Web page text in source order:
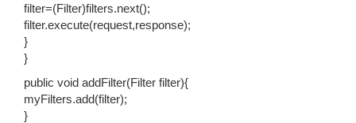
filter=(Filter)filters.next();
filter.execute(request,response);
}
}
public void addFilter(Filter filter){
myFilters.add(filter);
}